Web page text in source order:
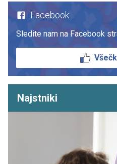
Facebook
Sledite nam na Facebook
Najstniki